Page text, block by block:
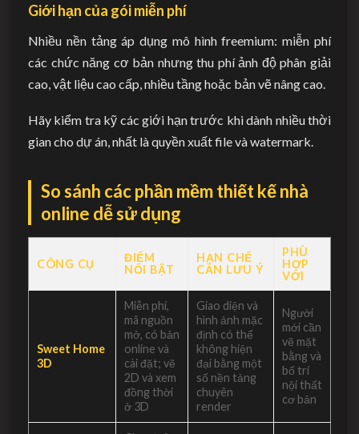
Giới hạn của gói miễn phí
Nhiều nền tảng áp dụng mô hình freemium: miễn phí
các chức năng cơ bản nhưng thu phí ảnh độ phân giải
cao, vật liệu cao cấp, nhiều tầng hoặc bản vẽ nâng cao.
Hãy kiểm tra kỹ các giới hạn trước khi dành nhiều thời
gian cho dự án, nhất là quyền xuất file và watermark.
So sánh các phần mềm thiết kế nhà
online dễ sử dụng
CÔNG CỤ
ĐIỂM
NỔI BẬT
HẠN CHẾ
CẦN LƯU Ý
PHÙ
HỢP
VỚI
Sweet Home
3D
Miễn phí,
mã nguồn
mở, có bản
online và
cài đặt; vẽ
2D và xem
đồng thời
ở 3D
Giao diện và
hình ảnh mặc
định có thể
không hiện
đại bằng một
số nền tảng
chuyên
render
Người
mới cần
vẽ mặt
bằng và
bố trí
nội thất
cơ bản